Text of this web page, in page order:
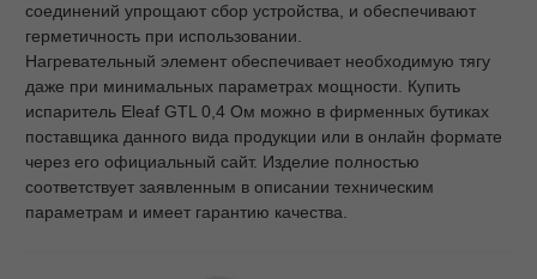
соединений упрощают сбор устройства, и обеспечивают
герметичность при использовании.
Нагревательный элемент обеспечивает необходимую тягу
даже при минимальных параметрах мощности. Купить
испаритель Eleaf GTL 0,4 Ом можно в фирменных бутиках
поставщика данного вида продукции или в онлайн формате
через его официальный сайт. Изделие полностью
соответствует заявленным в описании техническим
параметрам и имеет гарантию качества.